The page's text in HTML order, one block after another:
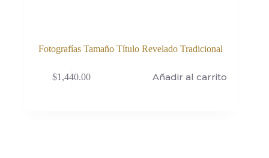
Fotografías Tamaño Título Revelado Tradicional
$1,440.00 Añadir al carrito